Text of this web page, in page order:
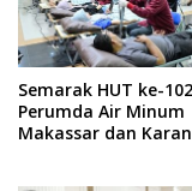
Semarak HUT ke-
Perumda Air Minum
Makassar dan